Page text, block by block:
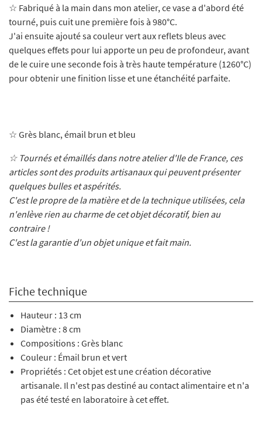
☆ Fabriqué à la main dans mon atelier, ce vase a d'abord été
tourné, puis cuit une première fois à 980°C.
J'ai ensuite ajouté sa couleur vert aux reflets bleus avec
quelques effets pour lui apporte un peu de profondeur, avant
de le cuire une seconde fois à très haute température (1260°C)
pour obtenir une finition lisse et une étanchéité parfaite.
☆ Grès blanc, émail brun et bleu
☆ Tournés et émaillés dans notre atelier d'Ile de France, ces
articles sont des produits artisanaux qui peuvent présenter
quelques bulles et aspérités.
C'est le propre de la matière et de la technique utilisées, cela
n'enlève rien au charme de cet objet décoratif, bien au
contraire !
C'est la garantie d'un objet unique et fait main.
Fiche technique
Hauteur : 13 cm
Diamètre : 8 cm
Compositions : Grès blanc
Couleur : Émail brun et vert
Propriétés : Cet objet est une création décorative
artisanale. Il n'est pas destiné au contact alimentaire et n'a
pas été testé en laboratoire à cet effet.